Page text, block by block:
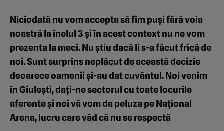
Niciodată nu vom accepta să fim puși fără voia
noastră la inelul 3 și în acest context nu ne vom
prezenta la meci. Nu știu dacă li s-a făcut frică de
noi. Sunt surprins neplăcut de această decizie
deoarece oamenii și-au dat cuvântul. Noi venim
în Giulești, dați-ne sectorul cu toate locurile
aferente și noi vă vom da peluza pe Național
Arena, lucru care văd că nu se respectă